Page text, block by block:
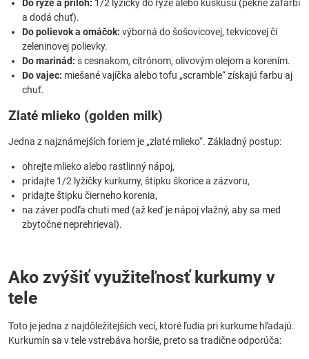
Do ryže a príloh: 1/2 lyžičky do ryže alebo kuskusu (pekne zafarbí
a dodá chuť).
Do polievok a omáčok: výborná do šošovicovej, tekvicovej či
zeleninovej polievky.
Do marinád: s cesnakom, citrónom, olivovým olejom a korením.
Do vajec: miešané vajíčka alebo tofu „scramble“ získajú farbu aj
chuť.
Zlaté mlieko (golden milk)
Jedna z najznámejších foriem je „zlaté mlieko“. Základný postup:
ohrejte mlieko alebo rastlinný nápoj,
pridajte 1/2 lyžičky kurkumy, štipku škorice a zázvoru,
pridajte štipku čierneho korenia,
na záver podľa chuti med (až keď je nápoj vlažný, aby sa med
zbytočne neprehrieval).
Ako zvýšiť využiteľnosť kurkumy v
tele
Toto je jedna z najdôležitejších vecí, ktoré ľudia pri kurkume hľadajú.
Kurkumín sa v tele vstrebáva horšie, preto sa tradične odporúča: